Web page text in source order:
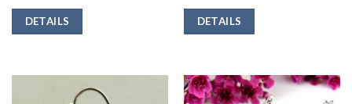
DETAILS DETAILS